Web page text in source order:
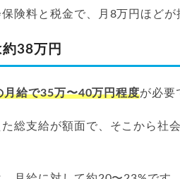
険料と税金で、月8万円ほどが
38万円
給で35万〜40万円程度が必要
総支給が額面で、そこから社